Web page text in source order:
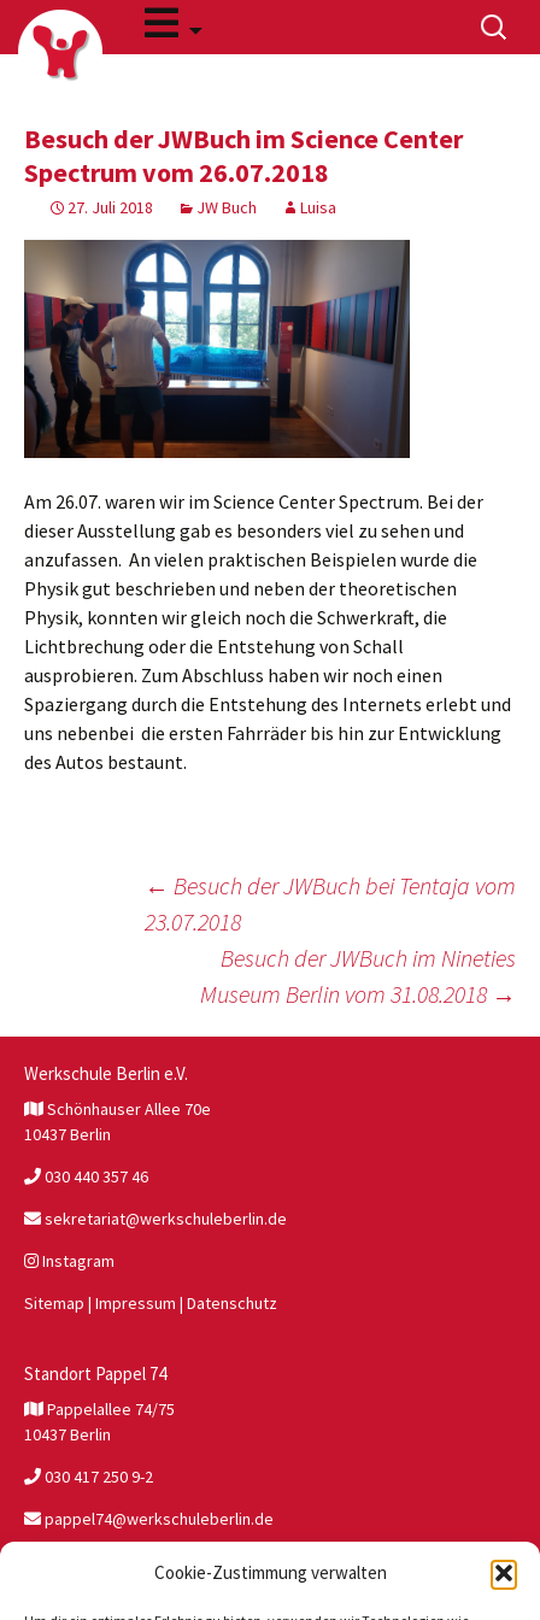
Cookie-Zustimmung verwalten
Suchen
nach:
Besuch der JWBuch im Science Center
Spectrum vom 26.07.2018
27. Juli 2018 JW Buch Luisa
Am 26.07. waren wir im Science Center Spectrum. Bei der
dieser Ausstellung gab es besonders viel zu sehen und
anzufassen. An vielen praktischen Beispielen wurde die
Physik gut beschrieben und neben der theoretischen
Physik, konnten wir gleich noch die Schwerkraft, die
Lichtbrechung oder die Entstehung von Schall
ausprobieren. Zum Abschluss haben wir noch einen
Spaziergang durch die Entstehung des Internets erlebt und
uns nebenbei die ersten Fahrräder bis hin zur Entwicklung
des Autos bestaunt.
Beitragsnavigation
← Besuch der JWBuch bei Tentaja vom
23.07.2018
Besuch der JWBuch im Nineties
Museum Berlin vom 31.08.2018 →
Werkschule Berlin e.V.
Schönhauser Allee 70e
10437 Berlin
030 440 357 46
sekretariat@werkschuleberlin.de
Instagram
Sitemap | Impressum | Datenschutz
Standort Pappel 74
Pappelallee 74/75
10437 Berlin
030 417 250 9-2
pappel74@werkschuleberlin.de